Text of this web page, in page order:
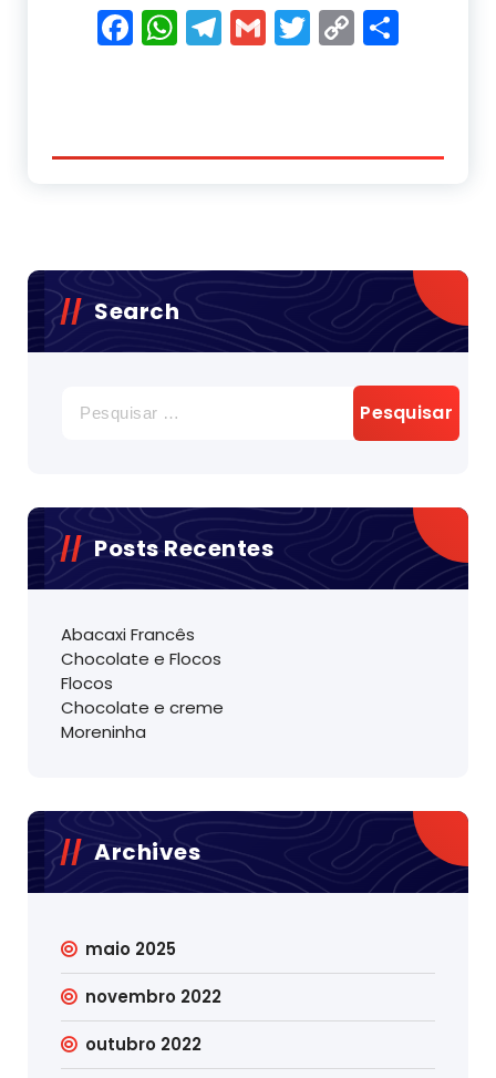
Facebook
WhatsApp
Telegram
Gmail
Twitter
Copy
Link
Search
por:
Posts Recentes
Abacaxi Francês
Chocolate e Flocos
Flocos
Chocolate e creme
Moreninha
Archives
maio 2025
novembro 2022
outubro 2022